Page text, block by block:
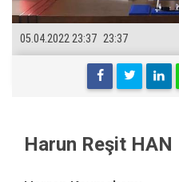
23:37
05.04.2022 23:37
Harun Reşit HAN